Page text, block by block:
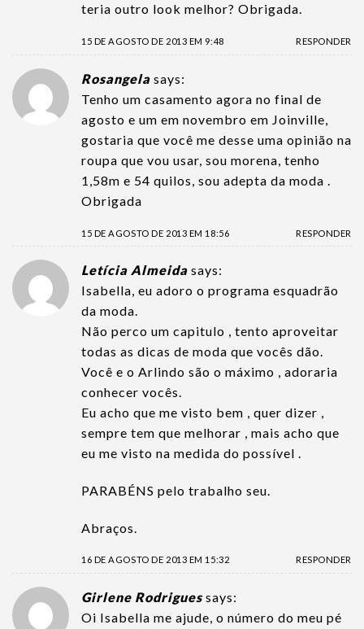
teria outro look melhor? Obrigada.
15 DE AGOSTO DE 2013 EM 9:48 RESPONDER
Rosangela says:
Tenho um casamento agora no final de
agosto e um em novembro em Joinville,
gostaria que você me desse uma opinião na
roupa que vou usar, sou morena, tenho
1,58m e 54 quilos, sou adepta da moda .
Obrigada
15 DE AGOSTO DE 2013 EM 18:56 RESPONDER
Letícia Almeida says:
Isabella, eu adoro o programa esquadrão
da moda.
Não perco um capitulo , tento aproveitar
todas as dicas de moda que vocês dão.
Você e o Arlindo são o máximo , adoraria
conhecer vocês.
Eu acho que me visto bem , quer dizer ,
sempre tem que melhorar , mais acho que
eu me visto na medida do possível .
PARABÉNS pelo trabalho seu.
Abraços.
16 DE AGOSTO DE 2013 EM 15:32 RESPONDER
Girlene Rodrigues says:
Oi Isabella me ajude, o número do meu pé